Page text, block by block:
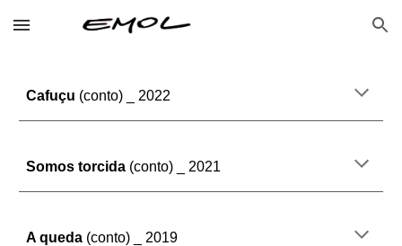
Skip to main content Skip to navigation
Cafuçu (conto) _ 2022
Somos torcida (conto) _ 2021
A queda (conto) _ 2019